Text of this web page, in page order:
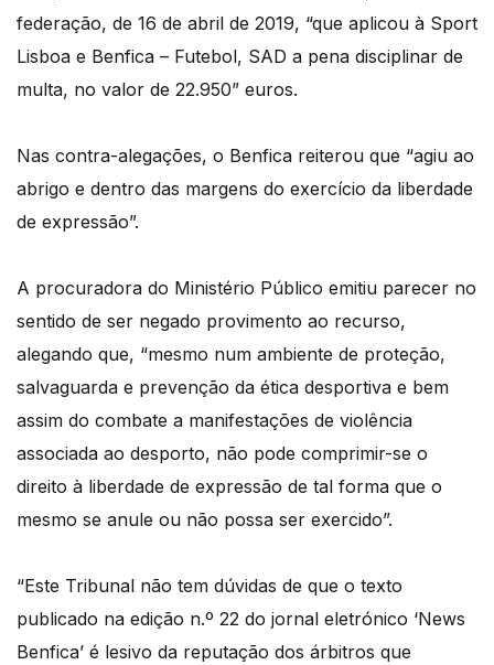
federação, de 16 de abril de 2019, “que aplicou à Sport
Lisboa e Benfica – Futebol, SAD a pena disciplinar de
multa, no valor de 22.950” euros.
Nas contra-alegações, o Benfica reiterou que “agiu ao
abrigo e dentro das margens do exercício da liberdade
de expressão”.
A procuradora do Ministério Público emitiu parecer no
sentido de ser negado provimento ao recurso,
alegando que, “mesmo num ambiente de proteção,
salvaguarda e prevenção da ética desportiva e bem
assim do combate a manifestações de violência
associada ao desporto, não pode comprimir-se o
direito à liberdade de expressão de tal forma que o
mesmo se anule ou não possa ser exercido”.
“Este Tribunal não tem dúvidas de que o texto
publicado na edição n.º 22 do jornal eletrónico ‘News
Benfica’ é lesivo da reputação dos árbitros que